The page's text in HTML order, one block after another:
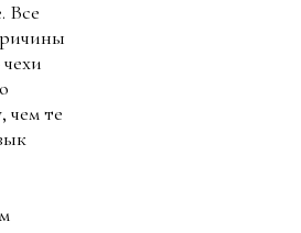
Все
чем те